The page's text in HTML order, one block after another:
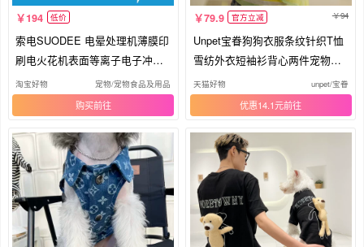
194 低价
索电SUODEE 电晕处理机薄膜印
刷电火花机表面等离子电子冲击
机架
淘宝好物 宠物/宠物食品及用品
购买
79.9 官方立减 94
Unpet宝眷狗狗衣服条纹针织T恤
雪纺外衣短袖衫背心两件宠物亲
子装
天猫好物 unpet/宝眷
优惠14.1元